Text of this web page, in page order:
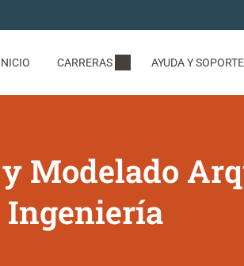
CARRERAS AYUDA Y SOPORTE
Modelado
Ingeniería